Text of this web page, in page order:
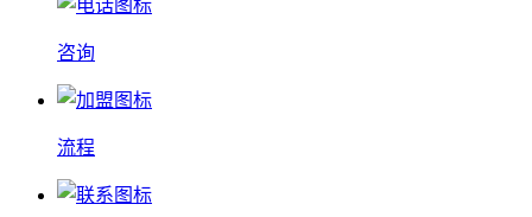
咨询
流程